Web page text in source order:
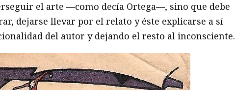
el arte —como decía Ortega—, sino que debe
dejarse llevar por el relato y éste explicarse a sí
del autor y dejando el resto al inconsciente.